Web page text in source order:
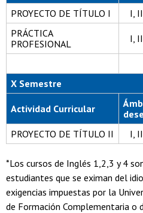
PROYECTO DE TÍTULO I
I,
PRÁCTICA
PROFESIONAL
I,
X Semestre
Actividad Curricular
PROYECTO DE TÍTULO II
I,
*Los cursos de Inglés 1,2,3 y 4
estudiantes que se eximan del
exigencias impuestas por la
de Formación Complementaria o